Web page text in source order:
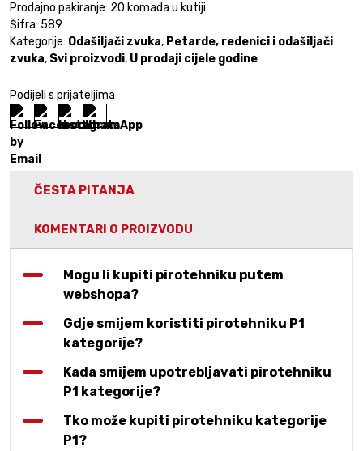
Prodajno pakiranje: 20 komada u kutiji
Šifra: 589
Kategorije: Odašiljači zvuka, Petarde, redenici i odašiljači
zvuka, Svi proizvodi, U prodaji cijele godine
Podijeli s prijateljima
ČESTA PITANJA
KOMENTARI O PROIZVODU
Mogu li kupiti pirotehniku putem
webshopa?
Gdje smijem koristiti pirotehniku P1
kategorije?
Kada smijem upotrebljavati pirotehniku
P1 kategorije?
Tko može kupiti pirotehniku kategorije
P1?